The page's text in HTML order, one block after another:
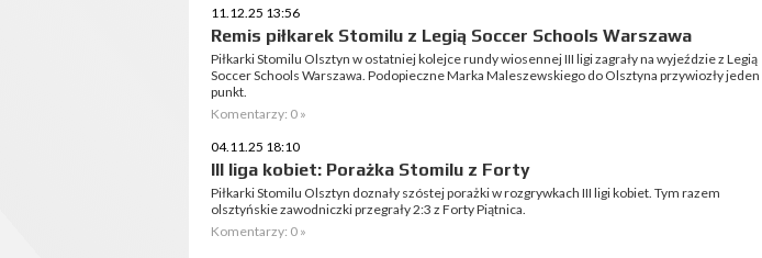
11.12.25 13:56
Remis piłkarek Stomilu z Legią Soccer Schools Warszawa
Piłkarki Stomilu Olsztyn w ostatniej kolejce rundy wiosennej III ligi zagrały na wyjeździe z Legią
Soccer Schools Warszawa. Podopieczne Marka Maleszewskiego do Olsztyna przywiozły jeden
punkt.
Komentarzy: 0 »
04.11.25 18:10
III liga kobiet: Porażka Stomilu z Forty
Piłkarki Stomilu Olsztyn doznały szóstej porażki w rozgrywkach III ligi kobiet. Tym razem
olsztyńskie zawodniczki przegrały 2:3 z Forty Piątnica.
Komentarzy: 0 »